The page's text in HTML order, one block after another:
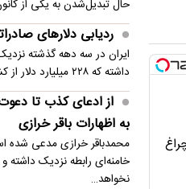
حال تبدیل‌شدن به یکی از
ردیابی دلارهای صادراتی؛ ۲۲۸ میلیارد دلار
داشته که ۲۲۸ میلیارد دلار از کشور خارج شده یا به اقتصاد…
از ادعای کذب تا
به اظهارات باقر خرازی‌
خامنه‌ای رابطه نزدیک داشته
نخواهد…